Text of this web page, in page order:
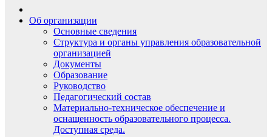
Об организации
Основные сведения
Структура и органы управления образовательной
организацией
Документы
Образование
Руководство
Педагогический состав
Материально-техническое обеспечение и
оснащенность образовательного процесса.
Доступная среда.